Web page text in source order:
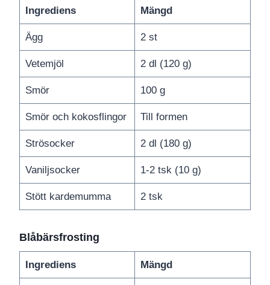
Ingrediens Mängd
Ägg 2 st
Vetemjöl 2 dl (120 g)
Smör 100 g
Smör och kokosflingor Till formen
Strösocker 2 dl (180 g)
Vaniljsocker 1-2 tsk (10 g)
Stött kardemumma 2 tsk
Blåbärsfrosting
Ingrediens Mängd